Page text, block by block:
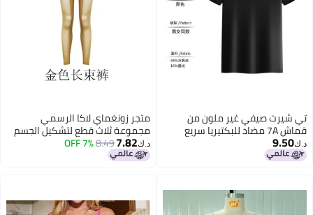
تي شيرت صيفي غير ملون من
قماش 7A مضاد للبكتيريا سريع
الجفاف من حرير الأكسجين الجليدي
مع ياقة دائرية مجموعة سويت
د.ك‏9.50
متجر زونغماي لاكا الرسمي
مجموعة ثلاث قطع لتشكيل الجسم
الداخلية الجميلة حقًا
د.ك‏7.82
8.49
7% OFF